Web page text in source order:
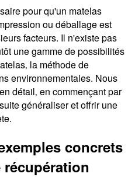
pour qu'un matelas
ou déballage est
facteurs. Il n'existe pas
une gamme de possibilités
la méthode de
environnementales. Nous
détail‚ en commençant par
généraliser et offrir une
concrets